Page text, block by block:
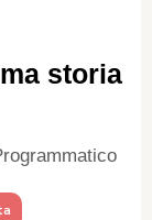
storia